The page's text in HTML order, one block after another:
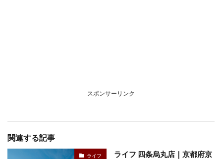
スポンサーリンク
関連する記事
ライフ
ライフ 四条烏丸店｜京都府京